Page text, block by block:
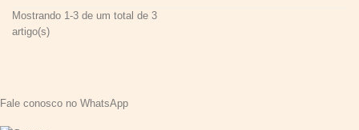
Mostrando 1-3 de um total de 3
artigo(s)
Fale conosco no WhatsApp